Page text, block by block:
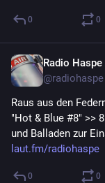
0 0
Radio Haspe
@radiohaspe
Raus aus den
"Hot & Blue #8" >>
und Balladen zur
laut.fm/radiohaspe
0 0